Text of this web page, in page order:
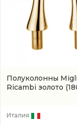
Полуколонны
Ricambi золото
Италия